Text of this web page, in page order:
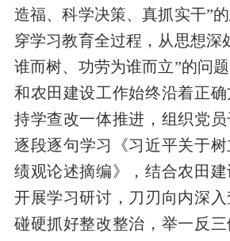
造福、科学决策、真抓实干”
穿学习教育全过程 ， 从思想深
谁而树、 功劳为谁而立”的问
和农田建设工作始终沿着正
持学查改一体推进，组织党员
逐段逐句学习 《习近平关于
绩观论述摘编》
，结合农田
开展学习研讨，刀刃向内深
碰硬抓好整改整治 ， 举一反三